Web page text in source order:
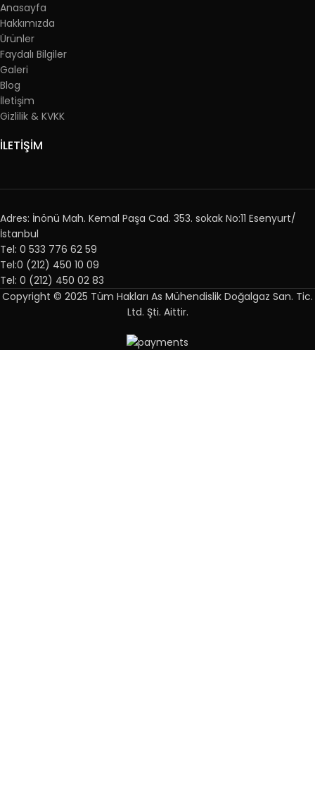
Anasayfa
Hakkımızda
Ürünler
Faydalı Bilgiler
Galeri
Blog
İletişim
Gizlilik & KVKK
İLETİŞİM
Adres: İnönü Mah. Kemal Paşa Cad. 353. sokak No:11 Esenyurt/
İstanbul
Tel: 0 533 776 62 59
Tel:0 (212) 450 10 09
Tel: 0 (212) 450 02 83
Copyright © 2025 Tüm Hakları As Mühendislik Doğalgaz San. Tic.
Ltd. Şti. Aittir.